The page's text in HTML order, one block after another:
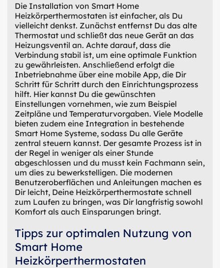
Die Installation von Smart Home
Heizkörperthermostaten ist einfacher, als Du
vielleicht denkst. Zunächst entfernst Du das alte
Thermostat und schließt das neue Gerät an das
Heizungsventil an. Achte darauf, dass die
Verbindung stabil ist, um eine optimale Funktion
zu gewährleisten. Anschließend erfolgt die
Inbetriebnahme über eine mobile App, die Dir
Schritt für Schritt durch den Einrichtungsprozess
hilft. Hier kannst Du die gewünschten
Einstellungen vornehmen, wie zum Beispiel
Zeitpläne und Temperaturvorgaben. Viele Modelle
bieten zudem eine Integration in bestehende
Smart Home Systeme, sodass Du alle Geräte
zentral steuern kannst. Der gesamte Prozess ist in
der Regel in weniger als einer Stunde
abgeschlossen und du musst kein Fachmann sein,
um dies zu bewerkstelligen. Die modernen
Benutzeroberflächen und Anleitungen machen es
Dir leicht, Deine Heizkörperthermostate schnell
zum Laufen zu bringen, was Dir langfristig sowohl
Komfort als auch Einsparungen bringt.
Tipps zur optimalen Nutzung von
Smart Home
Heizkörperthermostaten